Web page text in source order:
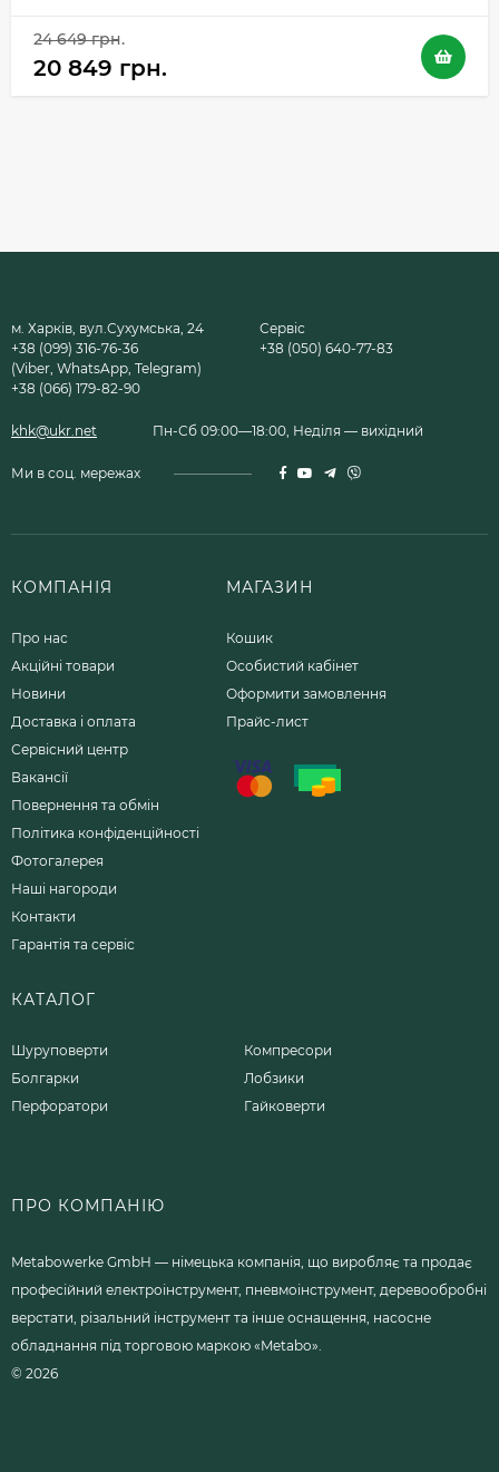
24 649 грн.
20 849 грн.
м. Харків, вул.Сухумська, 24
+38 (099) 316-76-36
(Viber, WhatsApp, Telegram)
+38 (066) 179-82-90
Сервіс
+38 (050) 640-77-83
khk@ukr.net Пн-Сб 09:00—18:00, Неділя — вихідний
Ми в соц. мережах
КОМПАНІЯ
Про нас
Акційні товари
Новини
Доставка і оплата
Сервісний центр
Вакансії
Повернення та обмін
Політика конфіденційності
Фотогалерея
Наші нагороди
Контакти
Гарантія та сервіс
МАГАЗИН
Кошик
Особистий кабінет
Оформити замовлення
Прайс-лист
КАТАЛОГ
Шуруповерти
Болгарки
Перфоратори
Компресори
Лобзики
Гайковерти
ПРО КОМПАНІЮ
Metabowerke GmbH — німецька компанія, що виробляє та продає
професійний електроінструмент, пневмоінструмент, деревообробні
верстати, різальний інструмент та інше оснащення, насосне
обладнання під торговою маркою «Metabo».
© 2026